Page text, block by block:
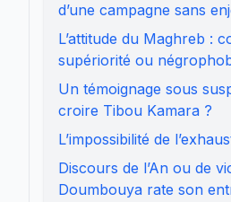
d’une campagne sans
L’attitude du Maghreb :
supériorité ou
Un témoignage sous
croire Tibou Kamara ?
L’impossibilité de
Discours de l’An ou de
Doumbouya rate son